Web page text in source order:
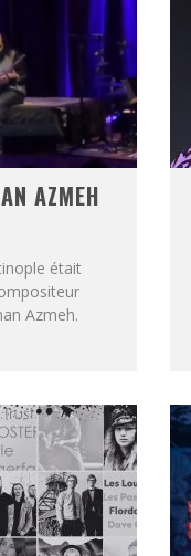
AZMEH
était
Azmeh.